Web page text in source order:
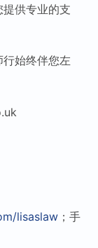
供专业的支
始终伴您左
lisaslaw ；手